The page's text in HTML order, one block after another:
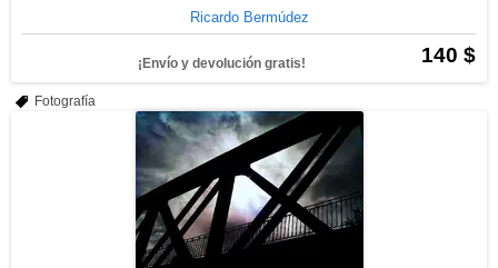
Ricardo Bermúdez
140 $
¡Envío y devolución gratis!
Fotografía